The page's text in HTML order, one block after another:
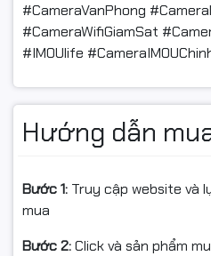
#CameraVanPhong
#CameraWifiGiamSat
#IMOUlife
Hướng dẫn
Bước 1: Truy cập website và
mua
Bước 2:Click và sản phẩm